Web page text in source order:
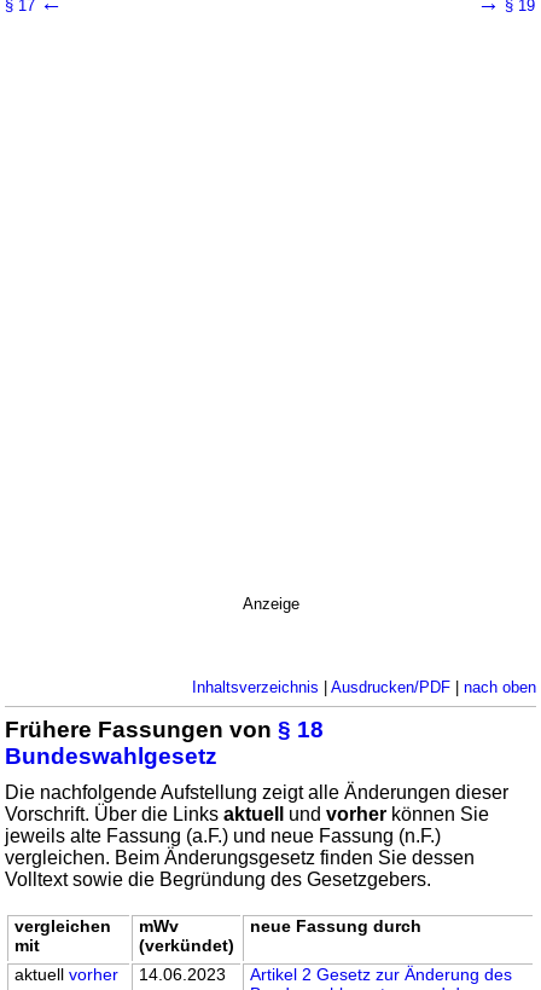
§ 17 § 19
Anzeige
Inhaltsverzeichnis Ausdrucken/PDF| nach oben
Frühere Fassungen von§ 18
Bundeswahlgesetz
Die nachfolgende Aufstellung zeigt alle Änderungen dieser
Vorschrift. Über die Linksaktuell undvorher können Sie
jeweils alte Fassung (a.F.) und neue Fassung (n.F.)
vergleichen. Beim Änderungsgesetz finden Sie dessen
Volltext sowie die Begründung des Gesetzgebers.
vergleichen
mit
mWv
(verkündet)
neue Fassung durch
aktuellvorher 14.06.2023
Artikel 2 Gesetz zur Änderung des